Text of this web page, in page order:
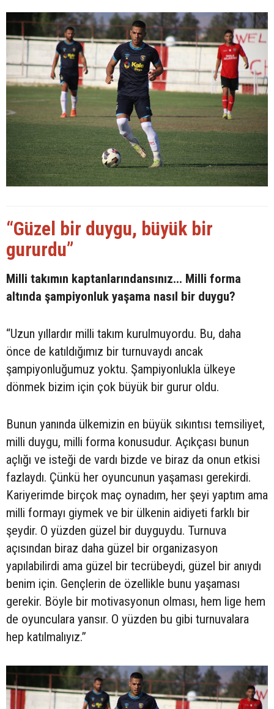
“Güzel bir duygu, büyük bir
gururdu”
Milli takımın kaptanlarındansınız... Milli forma
altında şampiyonluk yaşama nasıl bir duygu?
“Uzun yıllardır milli takım kurulmuyordu. Bu, daha
önce de katıldığımız bir turnuvaydı ancak
şampiyonluğumuz yoktu. Şampiyonlukla ülkeye
dönmek bizim için çok büyük bir gurur oldu.
Bunun yanında ülkemizin en büyük sıkıntısı temsiliyet,
milli duygu, milli forma konusudur. Açıkçası bunun
açlığı ve isteği de vardı bizde ve biraz da onun etkisi
fazlaydı. Çünkü her oyuncunun yaşaması gerekirdi.
Kariyerimde birçok maç oynadım, her şeyi yaptım ama
milli formayı giymek ve bir ülkenin aidiyeti farklı bir
şeydir. O yüzden güzel bir duyguydu. Turnuva
açısından biraz daha güzel bir organizasyon
yapılabilirdi ama güzel bir tecrübeydi, güzel bir anıydı
benim için. Gençlerin de özellikle bunu yaşaması
gerekir. Böyle bir motivasyonun olması, hem lige hem
de oyunculara yansır. O yüzden bu gibi turnuvalara
hep katılmalıyız.”